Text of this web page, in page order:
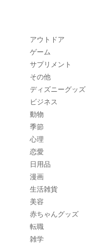
アウトドア
ゲーム
サプリメント
その他
ディズニーグッズ
ビジネス
動物
季節
心理
恋愛
日用品
漫画
生活雑貨
美容
赤ちゃんグッズ
転職
雑学